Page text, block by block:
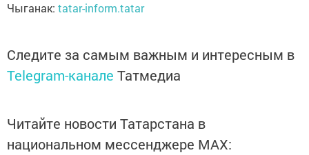
Чыганак: tatar-inform.tatar
Следите за самым важным и интересным в
Telegram-канале Татмедиа
Читайте новости Татарстана в
национальном мессенджере MАХ: